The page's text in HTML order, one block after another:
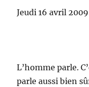
Jeudi 16 avril 2009
L’homme parle.
parle aussi bien